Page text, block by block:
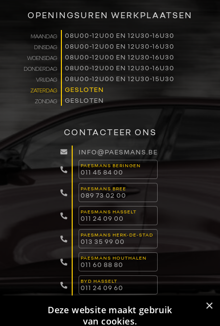
OVER ONS
WERKEN BIJ
CONTACT
OPENINGSUREN WERKPLAATSEN
MAANDAG 08U00-12U00 EN 12U30-16U30
DINSDAG 08U00-12U00 EN 12U30-16U30
WOENSDAG 08U00-12U00 EN 12U30-16U30
DONDERDAG 08U00-12U00 EN 12U30-16U30
VRIJDAG 08U00-12U00 EN 12U30-15U30
ZATERDAG GESLOTEN
ZONDAG GESLOTEN
CONTACTEER ONS
INFO@PAESMANS.BE
PAESMANS BERINGEN
011 45 84 00
PAESMANS BREE
089 73 02 00
PAESMANS HASSELT
011 24 09 00
PAESMANS HERK-DE-STAD
013 35 99 00
PAESMANS HOUTHALEN
011 60 88 80
BYD HASSELT
011 24 09 60
011 15 04 00 ×
Deze website maakt gebruik
van cookies.